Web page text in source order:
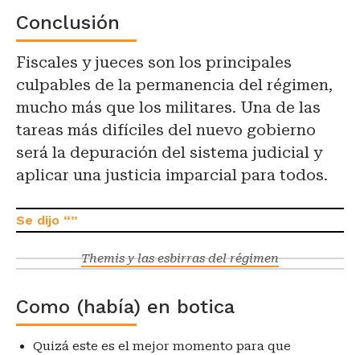
Conclusión
Fiscales y jueces son los principales
culpables de la permanencia del régimen,
mucho más que los militares. Una de las
tareas más difíciles del nuevo gobierno
será la depuración del sistema judicial y
aplicar una justicia imparcial para todos.
Themis y las esbirras del régimen
Como (había) en botica
Quizá este es el mejor momento para que